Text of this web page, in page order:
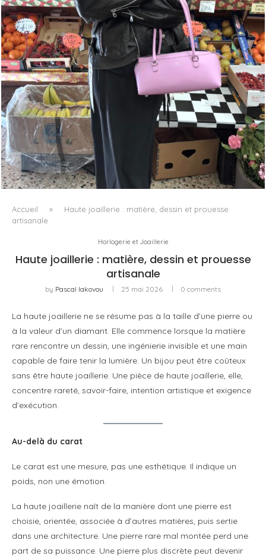
LE BAULETTO DE MM6 MAISON MARGIELA, OU LA
GÉOMÉTRIE COMME SEUL ORNEMENT
Accueil »
Haute joaillerie : matière, dessin et prouesse
artisanale
Horlogerie et Joaillerie
Haute joaillerie : matière, dessin et prouesse
artisanale
by Pascal Iakovou 25 mai 2026 0 comments
La haute joaillerie ne se résume pas à la taille d’une pierre ou
à la valeur d’un diamant. Elle commence lorsque la matière
rare rencontre un dessin, une ingénierie invisible et une main
capable de faire tenir la lumière. Un bijou peut être coûteux
sans être haute joaillerie. Une pièce de haute joaillerie, elle,
concentre rareté, savoir-faire, intention artistique et exigence
d’exécution.
Au-delà du carat
Le carat est une mesure, pas une esthétique. Il indique un
poids, non une émotion.
La haute joaillerie naît de la manière dont une pierre est
choisie, orientée, associée à d’autres matières, puis sertie
dans une architecture. Une pierre rare mal montée perd une
part de sa puissance. Une pierre plus discrète peut devenir